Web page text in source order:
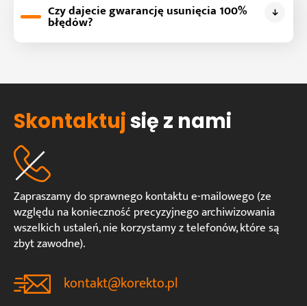
Czy dajecie gwarancję usunięcia 100%
błędów?
Skontaktujsię z nami
Zapraszamy do sprawnego kontaktu e-mailowego (ze
względu na konieczność precyzyjnego archiwizowania
wszelkich ustaleń, nie korzystamy z telefonów, które są
zbyt zawodne).
kontakt@korekto.pl